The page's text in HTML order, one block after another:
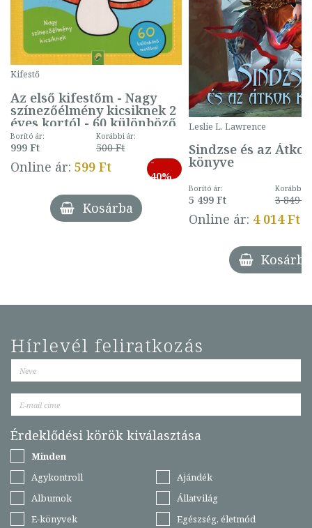
Kifestő
Az első kifestőm - Nagy
színezőélmény kicsiknek 2
éves kortól - 60 különböző
mintával (gombás)
Borító ár:
999 Ft
Korábbi ár:
500 Ft
Online ár: 599 Ft
-
40%
Kosárba
Leslie L. Lawrence
Sindzse és az Átkok
könyve
Borító ár:
5 499 Ft
Korábbi
3 849 Ft
Online ár: 4 014 Ft
Kosárba
Hírlevél feliratkozás
Érdeklődési körök kiválasztása
Minden
Agykontroll
Ajándék
Albumok
Állatvilág
E-könyvek
Egészség, életmód